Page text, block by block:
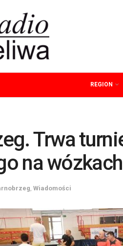
REGION
Trwa
na wózkach
Wiadomości